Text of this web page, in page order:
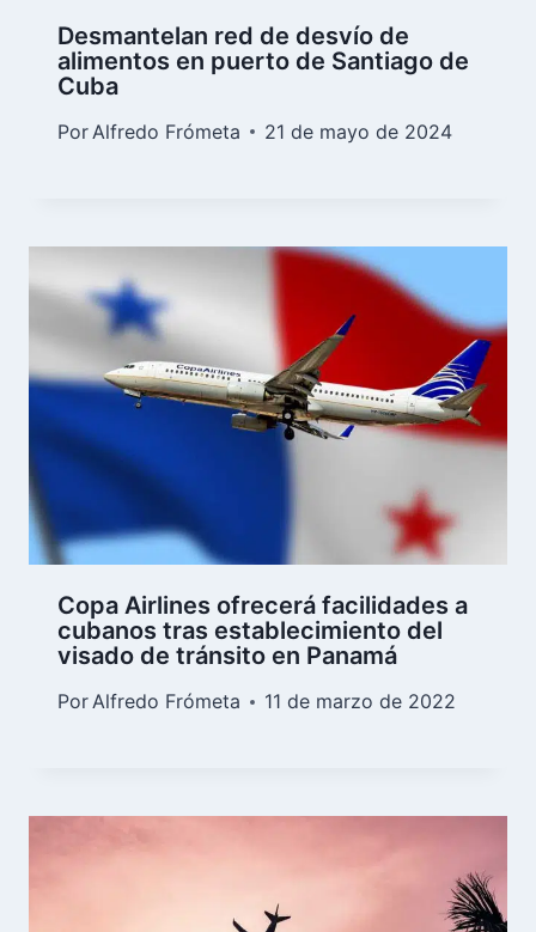
Desmantelan red de desvío de
alimentos en puerto de Santiago de
Cuba
Por Alfredo Frómeta 21 de mayo de 2024
Copa Airlines ofrecerá facilidades a
cubanos tras establecimiento del
visado de tránsito en Panamá
PorAlfredo Frómeta 11 de marzo de 2022